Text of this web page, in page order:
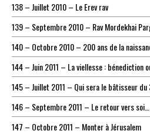
138 – Juillet 2010 – Le Erev rav
139 – Septembre 2010 – Rav Mordekhai
140 – Octobre 2010 – 200 ans de la
144 – Juin 2011 – La viellesse : bénediction
145 – Juillet 2011 – Qui sera le bâtisseur du
146 – Septembre 2011 – Le retour vers soi…
147 – Octobre 2011 – Monter à Jérusalem